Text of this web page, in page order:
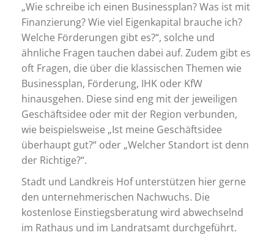
„Wie schreibe ich einen Businessplan? Was ist mit
Finanzierung? Wie viel Eigenkapital brauche ich?
Welche Förderungen gibt es?“, solche und
ähnliche Fragen tauchen dabei auf. Zudem gibt es
oft Fragen, die über die klassischen Themen wie
Businessplan, Förderung, IHK oder KfW
hinausgehen. Diese sind eng mit der jeweiligen
Geschäftsidee oder mit der Region verbunden,
wie beispielsweise „Ist meine Geschäftsidee
überhaupt gut?“ oder „Welcher Standort ist denn
der Richtige?“.
Stadt und Landkreis Hof unterstützen hier gerne
den unternehmerischen Nachwuchs. Die
kostenlose Einstiegsberatung wird abwechselnd
im Rathaus und im Landratsamt durchgeführt.